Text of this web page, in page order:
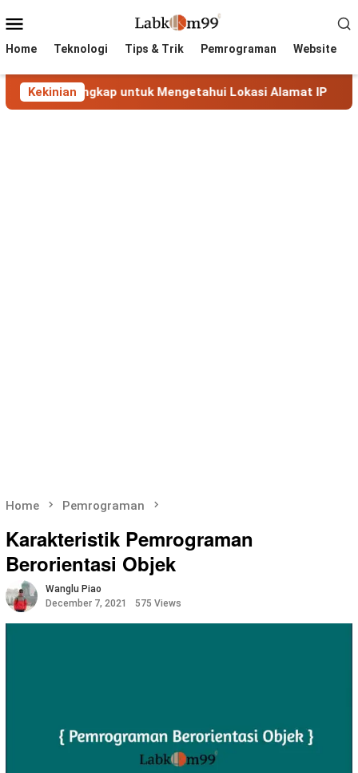
to
Menu
Home Teknologi Tips & Trik Pemrograman Website
Kekinian
Lengkap untuk Mengetahui Lokasi Alamat IP
Home Pemrograman
Karakteristik Pemrograman
Berorientasi Objek
Wanglu Piao
December 7, 2021
575 Views